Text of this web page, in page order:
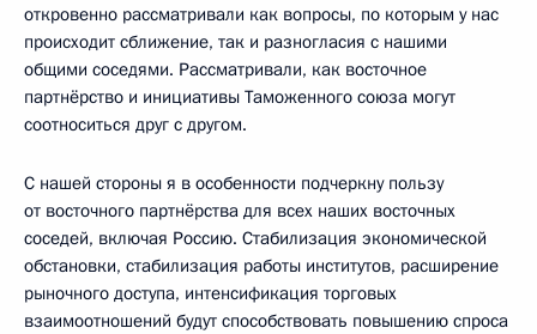
откровенно рассматривали как вопросы, по которым у нас
происходит сближение, так и разногласия с нашими
общими соседями. Рассматривали, как восточное
партнёрство и инициативы Таможенного союза могут
соотноситься друг с другом.
С нашей стороны я в особенности подчеркну пользу
от восточного партнёрства для всех наших восточных
соседей, включая Россию. Стабилизация экономической
обстановки, стабилизация работы институтов, расширение
рыночного доступа, интенсификация торговых
взаимоотношений будут способствовать повышению спроса